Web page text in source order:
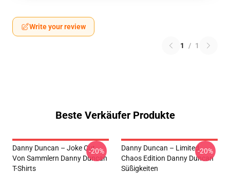
Write your review
1 / 1
Beste Verkäufer Produkte
Danny Duncan – Joke Cut
Von Sammlern Danny Duncan
T-Shirts
-20%
Danny Duncan – Limited
Chaos Edition Danny Duncan
Süßigkeiten
-20%